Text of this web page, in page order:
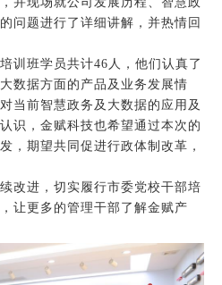
问题进行了详细讲解，并热情回
训班学员共计46人，他们认真了
数据方面的产品及业务发展情
当前智慧政务及大数据的应用及
识，金赋科技也希望通过本次的
，期望共同促进行政体制改革，
改进，切实履行市委党校干部培
让更多的管理干部了解金赋产